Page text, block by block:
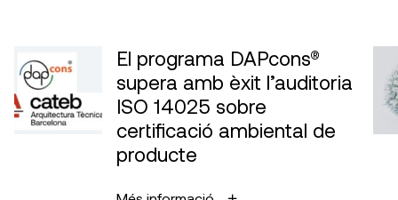
El programa DAPcons®
supera amb èxit l’auditoria
ISO 14025 sobre
certificació ambiental de
producte